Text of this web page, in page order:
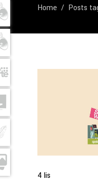
Home / Posts
4 lis